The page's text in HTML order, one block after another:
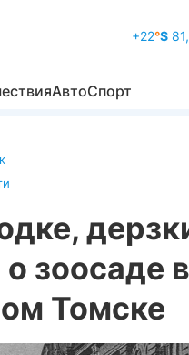
+22°$
АвтоСпорт
зоосаде в
Томске